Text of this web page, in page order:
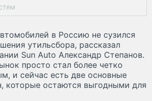
в Россию не сузился
утильсбора, рассказал
Sun Auto Александр Степанов.
просто стал более четко
и сейчас есть две основные
которые остаются выгодными для